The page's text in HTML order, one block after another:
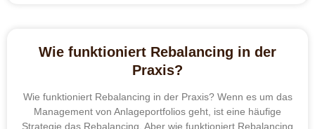
Wie funktioniert Rebalancing in der
Praxis?
Wie funktioniert Rebalancing in der Praxis? Wenn es um das
Management von Anlageportfolios geht, ist eine häufige
Strategie das Rebalancing. Aber wie funktioniert Rebalancing